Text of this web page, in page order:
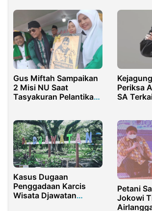
Eco
Gus Miftah Sampaikan
2 Misi NU Saat
Tasyakuran Pelantikan
Periksa
SA
Kasus Dugaan
Penggadaan Karcis
Wisata Djawatan
Petani
Jokowi